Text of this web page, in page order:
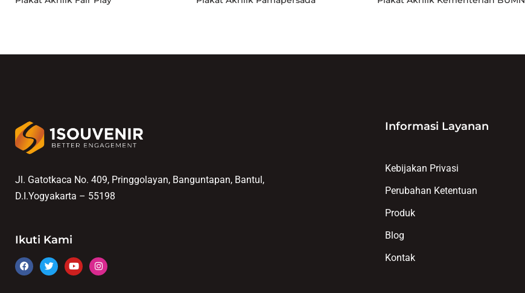
Jl. Gatotkaca No. 409, Pringgolayan, Banguntapan, Bantul,
D.I.Yogyakarta – 55198
Ikuti Kami
Informasi Layanan
Kebijakan Privasi
Perubahan Ketentuan
Produk
Blog
Kontak